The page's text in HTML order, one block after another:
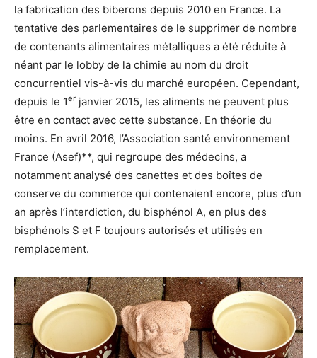
la fabrication des biberons depuis 2010 en France. La
tentative des parlementaires de le supprimer de nombre
de contenants alimentaires métalliques a été réduite à
néant par le lobby de la chimie au nom du droit
concurrentiel vis-à-vis du marché européen. Cependant,
depuis le 1er janvier 2015, les aliments ne peuvent plus
être en contact avec cette substance. En théorie du
moins. En avril 2016, l’Association santé environnement
France (Asef)**, qui regroupe des médecins, a
notamment analysé des canettes et des boîtes de
conserve du commerce qui contenaient encore, plus d’un
an après l’interdiction, du bisphénol A, en plus des
bisphénols S et F toujours autorisés et utilisés en
remplacement.